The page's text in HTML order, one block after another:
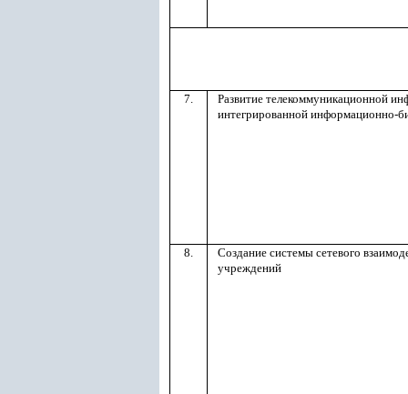
7.
Развитие телекоммуникационной
интегрированной информационно-
8.
Создание системы сетевого
учреждений